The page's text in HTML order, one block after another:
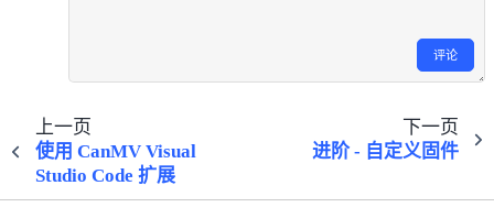
评论
上一页
使用 CanMV Visual
Studio Code 扩展
下一页
进阶 - 自定义固件